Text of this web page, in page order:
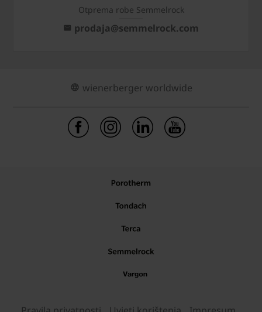
Otprema robe Semmelrock
prodaja@semmelrock.com
wienerberger worldwide